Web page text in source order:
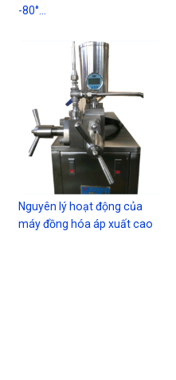
-80°…
Nguyên lý hoạt động của
máy đồng hóa áp xuất cao